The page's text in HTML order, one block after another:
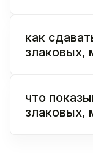
как
злаковых,
что
злаковых,